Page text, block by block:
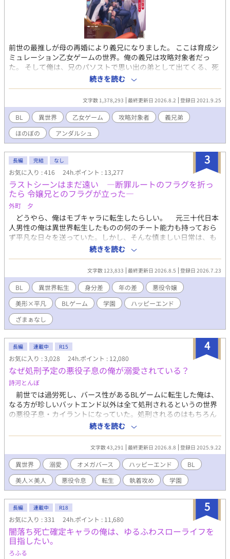
前世の最推しが母の再婚により義兄になりました。 ここは育成シ
ミュレーション乙女ゲームの世界。俺の義兄は攻略対象者だっ
た。 そして俺は、兄のパソストで思い出の弟として出てくる、死
ぬ前提の弟だった！ 最推しの弟とか、もう死んでもいい！いや、
最推しの成長を見届けるまでは死ねない！俺、生きる！死亡フラ
グなんて叩き壊して今日も最推しを愛でるのだ！ 乙女ゲームに転
生してしまった死亡フラグだらけの弟奮闘記。 濡れ場は最後の方
にしか出てこない気がします。 ※2022年11月書籍化しました( *
´艸｀) よろしくお願いします ただいま感想返信停止中です。申し
訳ありません。でも皆様の感想はとても楽しく嬉しく拝読してお
ります！ありがとうございます！
続きを読む
文字数 1,378,293 最終更新日 2026.8.2 登録日 2021.9.25
BL 異世界 乙女ゲーム 攻略対象者
義兄弟
ほのぼの
アンダルシュ
3
長編 完結 なし
お気に入り : 416 24h.ポイント : 13,277
ラストシーンはまだ遠い ―断罪ルートのフラグを折っ
たら 令嬢兄とのフラグが立った―
外町 夕
どうやら、俺はモブキャラに転生したらしい。 元三十代日本
人男性の俺は異世界転生したものの何のチート能力も持っておら
ず平凡な日々を送っていた。しかし、そんな慎ましい日常は、も
うひとりの転生者との出会いによって崩壊する。 曰く、ここは
ゲームの世界で彼女は不幸にも悪役令嬢であるベアトリクスに転
生してしまったとのことだ。このままだと断罪されると泣きつか
れてしまい、手助けすることになった俺は断罪ルートのフラグを
折るための作戦を考える。作戦遂行のために悪役令嬢の兄アルベ
ルトに協力を仰いだが、説得のために俺が口にした言葉は本来だ
ったら主人公が言うはずのものだった。 「もしかして、今ので兄
上のルートに入っちゃったんじゃ……」 そんなベアトリクスの
推測を否定したかったが、アルベルトは着々と距離を詰めてく
ら、バッドエンドは回避できるのか？運命の日までは一年を切っ
ている。 ※小説家になろう・カクヨムへも掲載 毎日7:00・
19:00の二回更新
続きを読む
文字数 123,833 最終更新日 2026.8.5 登録日 2026.7.23
BL 異世界転生 身分差 年の差
悪役令嬢
美形×平凡
BLゲーム 学園
ハッピーエンド
ざまぁなし
4
長編 連載中 R15
お気に入り : 3,028 24h.ポイント : 12,080
なぜ処刑予定の悪役子息の俺が溺愛されている？
詩河とんぼ
前世では過労死し、バース性があるBLゲームに転生した俺は、
なる方が珍しいバットエンド以外は全て処刑されるというの世界
の悪役子息・カイラントになっていた。処刑されるのはもちろん
嫌だし、知識を付けてそれなりのところで働くか婿入りできたら
いいな……と思っていたのだが、攻略対象者で王太子のアルスタ
から猛アプローチを受ける。……どうしてこうなった？
続きを読む
文字数 43,291 最終更新日 2026.8.8 登録日 2025.9.22
異世界 溺愛 オメガバース ハッピーエンド
BL
美人×美人
悪役令息 転生 執着攻め 学園
5
長編 連載中 R18
お気に入り : 331 24h.ポイント : 11,680
闇落ち死亡確定キャラの俺は、ゆるふわスローライフを
目指したい。
ろふる